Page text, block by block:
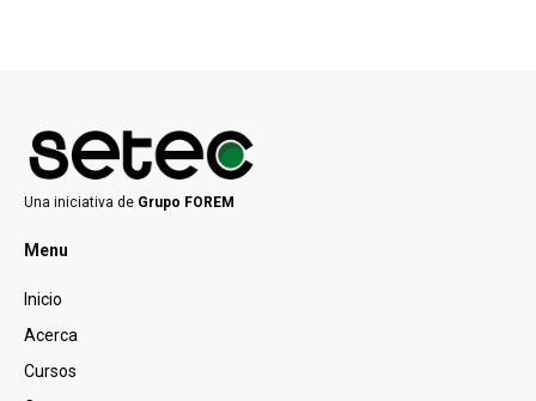
Una iniciativa de Grupo FOREM
Menu
Inicio
Acerca
Cursos